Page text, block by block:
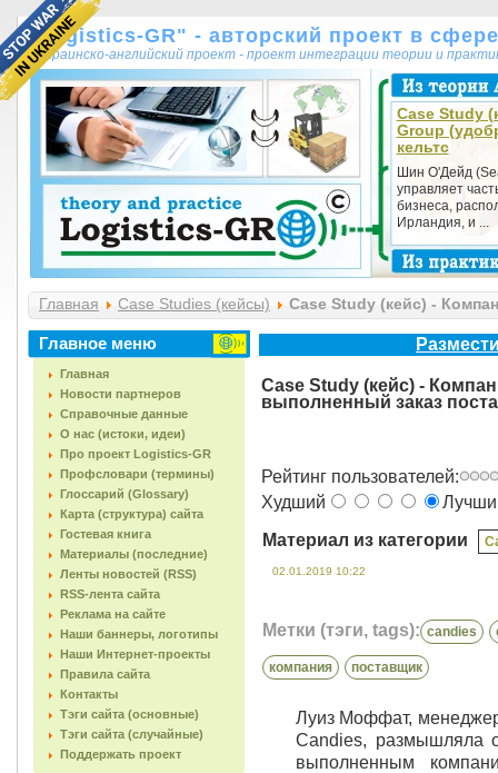
"Logistics-GR" - авторский проект в
украинско-английский проект - проект интеграции теории и
Case Study
Group
кельтс
Шин О'Дейд
управляет
бизнеса,
Ирландия, и ...
Главная Case Studies (кейсы)
Case Study (кейс) -
(CS1087-030)
Главное меню
Главная
Новости партнеров
Справочные данные
О нас (истоки, идеи)
Про проект Logistics-GR
Профсловари (термины)
Глоссарий (Glossary)
Карта (структура) сайта
Гостевая книга
Материалы (последние)
Ленты новостей (RSS)
RSS-лента сайта
Реклама на сайте
Наши баннеры, логотипы
Наши Интернет-проекты
Правила сайта
Контакты
Тэги сайта (основные)
Тэги сайта (случайные)
Поддержать проект
Case Study (кейс) -
выполненный заказ
Рейтинг пользователей:
Худший
Материал из категории
02.01.2019 10:22
Метки (тэги, tags): candies
компания поставщик
Луиз Моффат,
Candies, размышляла
выполненным